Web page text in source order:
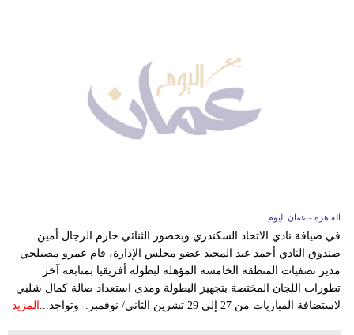
القاهرة - عمان اليوم
في ضيافة نادي الاتحاد السكندري وبحضور الثنائي حازم الرجال أمين
صندوق النادي أحمد عبد المجيد عضو مجلس الإدارة، قام عمرو مصيلحي
مدير تصفيات المنطقة الخامسة المؤهلة لبطولة أفريقيا بمتابعة آخر
تطورات اللجان المختصة بتجهيز البطولة ومدى استعداد صالة كمال شلبي
لاستضافة المباريات من 27 إلى 29 تشرين الثاني/ نوفمبر. وتواجد...
المزيد